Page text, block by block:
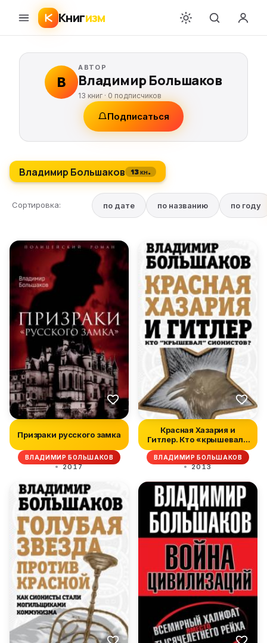
Книгизм
В
АВТОР
Владимир Большаков
13 книг · 0 подписчиков
Подписаться
Владимир Большаков 13 кн.
Сортировка: по дате по названию по году
Призраки русского замка
ВЛАДИМИР БОЛЬШАКОВ
2017
Красная Хазария и
Гитлер. Кто «крышевал»
сионистов...
ВЛАДИМИР БОЛЬШАКОВ
2013